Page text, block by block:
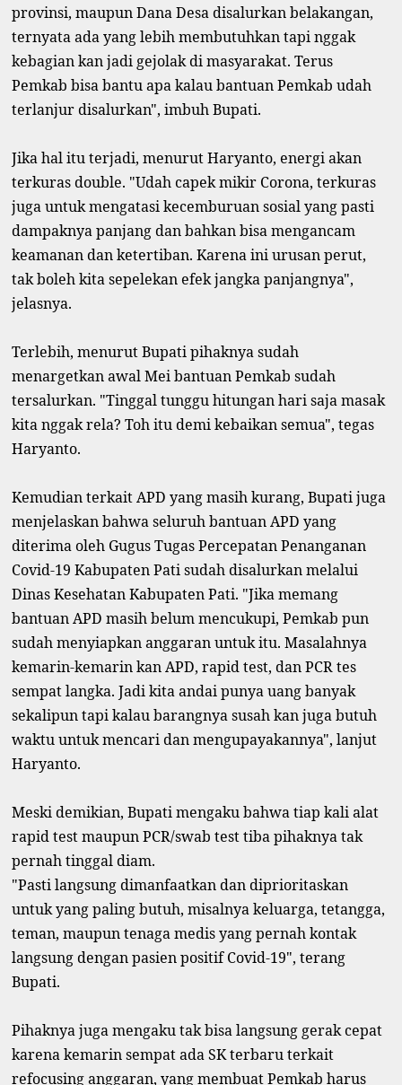
provinsi, maupun Dana Desa disalurkan belakangan,
ternyata ada yang lebih membutuhkan tapi nggak
kebagian kan jadi gejolak di masyarakat. Terus
Pemkab bisa bantu apa kalau bantuan Pemkab udah
terlanjur disalurkan", imbuh Bupati.
Jika hal itu terjadi, menurut Haryanto, energi akan
terkuras double. "Udah capek mikir Corona, terkuras
juga untuk mengatasi kecemburuan sosial yang pasti
dampaknya panjang dan bahkan bisa mengancam
keamanan dan ketertiban. Karena ini urusan perut,
tak boleh kita sepelekan efek jangka panjangnya",
jelasnya.
Terlebih, menurut Bupati pihaknya sudah
menargetkan awal Mei bantuan Pemkab sudah
tersalurkan. "Tinggal tunggu hitungan hari saja masak
kita nggak rela? Toh itu demi kebaikan semua", tegas
Haryanto.
Kemudian terkait APD yang masih kurang, Bupati juga
menjelaskan bahwa seluruh bantuan APD yang
diterima oleh Gugus Tugas Percepatan Penanganan
Covid-19 Kabupaten Pati sudah disalurkan melalui
Dinas Kesehatan Kabupaten Pati. "Jika memang
bantuan APD masih belum mencukupi, Pemkab pun
sudah menyiapkan anggaran untuk itu. Masalahnya
kemarin-kemarin kan APD, rapid test, dan PCR tes
sempat langka. Jadi kita andai punya uang banyak
sekalipun tapi kalau barangnya susah kan juga butuh
waktu untuk mencari dan mengupayakannya", lanjut
Haryanto.
Meski demikian, Bupati mengaku bahwa tiap kali alat
rapid test maupun PCR/swab test tiba pihaknya tak
pernah tinggal diam.
"Pasti langsung dimanfaatkan dan diprioritaskan
untuk yang paling butuh, misalnya keluarga, tetangga,
teman, maupun tenaga medis yang pernah kontak
langsung dengan pasien positif Covid-19", terang
Bupati.
Pihaknya juga mengaku tak bisa langsung gerak cepat
karena kemarin sempat ada SK terbaru terkait
refocusing anggaran, yang membuat Pemkab harus